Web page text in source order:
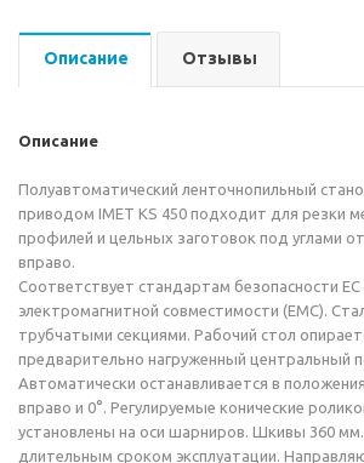
Описание Отзывы
Описание
Полуавтоматический ленточнопильный
приводом IMET KS 450 подходит для резки
профилей и цельных заготовок под углами
вправо.
Соответствует стандартам безопасности
электромагнитной совместимости (EMC).
трубчатыми секциями. Рабочий стол
предварительно нагруженный центральный
Автоматически останавливается в
вправо и 0°. Регулируемые конические
установлены на оси шарниров. Шкивы 360
длительным сроком эксплуатации.